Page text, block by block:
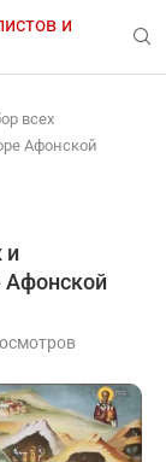
и
всех
Афонской
и
Афонской